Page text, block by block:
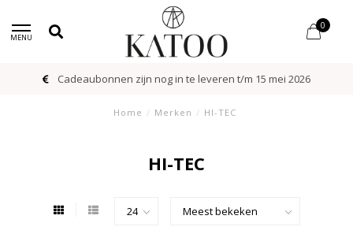
MENU
0
Cadeaubonnen zijn nog in te leveren t/m 15 mei 2026
Home / Merken / HI-TEC
HI-TEC